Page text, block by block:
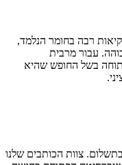
רבה בחומר הנלמד,
עבור מרבית
בשל החופש שהיא
צוות הכותבים שלנו